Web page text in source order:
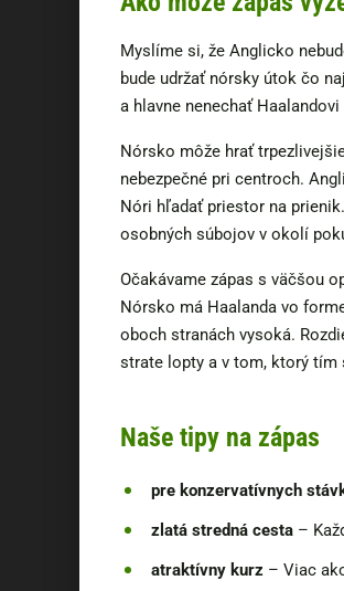
Myslíme si, že Anglicko
bude udržať nórsky útok čo
a hlavne nenechať
Nórsko môže hrať
nebezpečné pri centroch.
Nóri hľadať priestor na
osobných súbojov v okolí
Očakávame zápas s väčšou
Nórsko má Haalanda vo
oboch stranách vysoká.
strate lopty a v tom, ktorý tím
Naše tipy na zápas
pre konzervatívnych
zlatá stredná cesta –
atraktívny kurz – Viac